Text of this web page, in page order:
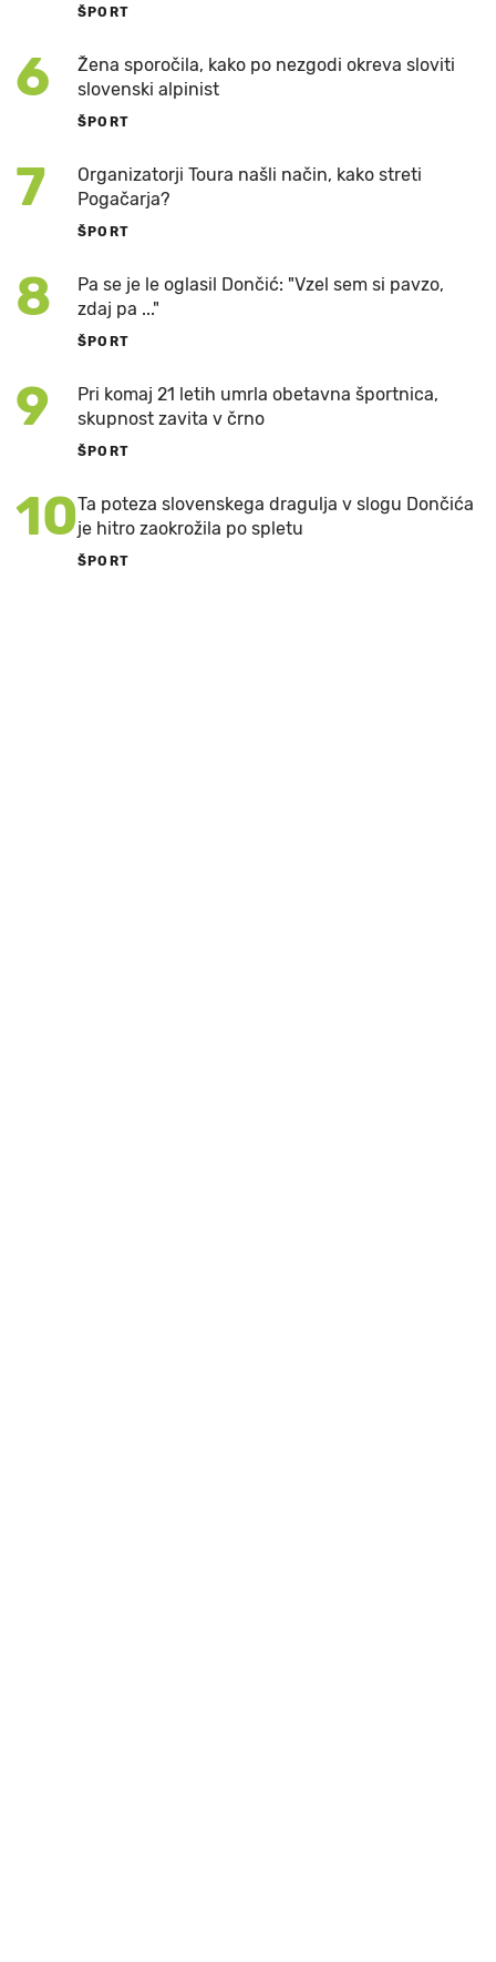
ŠPORT
6
Žena sporočila, kako po nezgodi okreva sloviti
slovenski alpinist
ŠPORT
7
Organizatorji Toura našli način, kako streti
Pogačarja?
ŠPORT
8
Pa se je le oglasil Dončić: "Vzel sem si pavzo,
zdaj pa ..."
ŠPORT
9
Pri komaj 21 letih umrla obetavna športnica,
skupnost zavita v črno
ŠPORT
10Ta poteza slovenskega dragulja v slogu Dončića
je hitro zaokrožila po spletu
ŠPORT